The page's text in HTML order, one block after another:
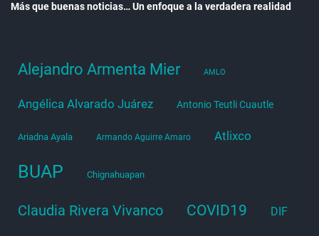
Más que buenas noticias… Un enfoque a la verdadera realidad
Alejandro Armenta Mier AMLO
Angélica Alvarado Juárez Antonio Teutli Cuautle
Ariadna Ayala Armando Aguirre Amaro Atlixco
BUAP Chignahuapan
Claudia Rivera Vivanco COVID19 DIF